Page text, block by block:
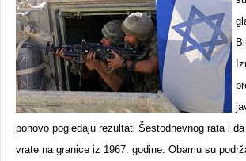
ponovo pogledaju rezultati Šestodnevnog rata i
vrate na granice iz 1967. godine. Obamu su